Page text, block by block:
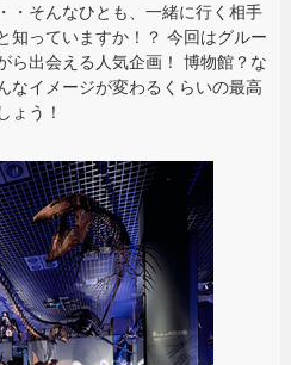
・そんなひとも、一緒に行く相手
知っていますか！？ 今回はグルー
ら出会える人気企画！ 博物館？な
なイメージが変わるくらいの最高
ょう！